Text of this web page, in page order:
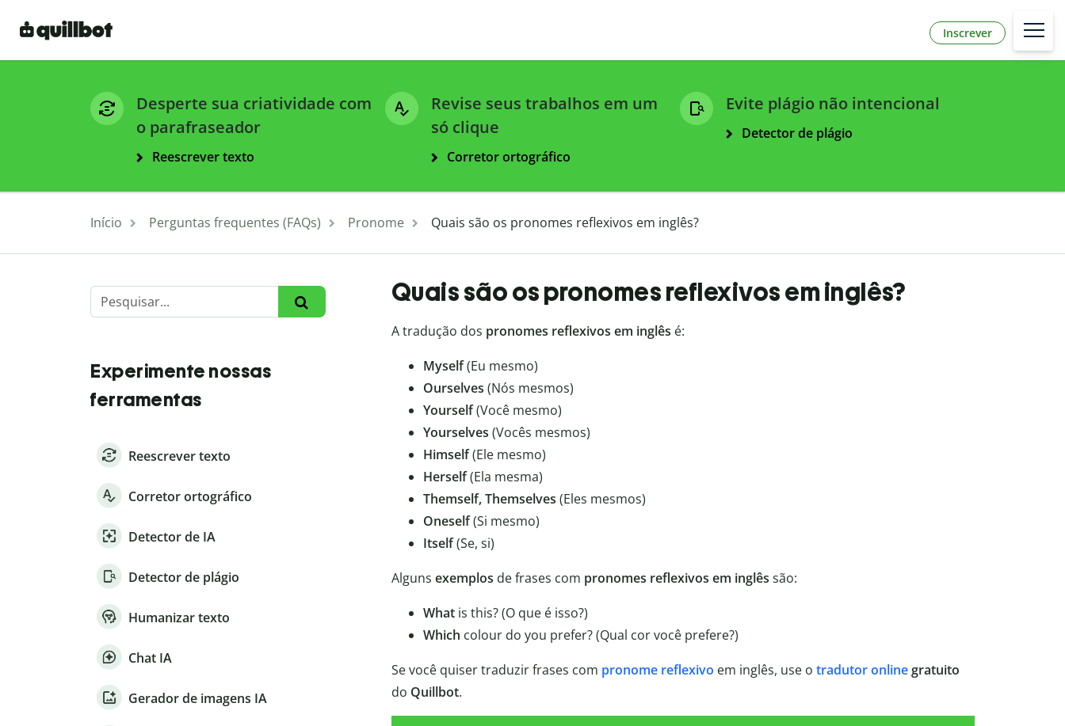
Inscrever
Desperte sua criatividade com
o parafraseador
Reescrever texto
Revise seus trabalhos em um
só clique
Corretor ortográfico
Evite plágio não intencional
Detector de plágio
Início Perguntas frequentes (FAQs) Pronome Quais são os pronomes reflexivos em inglês?
Experimente nossas
ferramentas
Reescrever texto
Corretor ortográfico
Detector de IA
Detector de plágio
Humanizar texto
Chat IA
Gerador de imagens IA
Quais são os pronomes reflexivos em inglês?
A tradução dos pronomes reflexivos em inglês é:
Myself(Eu mesmo)
Ourselves (Nós mesmos)
Yourself(Você mesmo)
Yourselves (Vocês mesmos)
Himself(Ele mesmo)
Herself(Ela mesma)
Themself, Themselves (Eles mesmos)
Oneself(Si mesmo)
Itself(Se, si)
Alguns exemplos de frases com pronomes reflexivos em inglês são:
Whatis this? (O que é isso?)
Which colour do you prefer? (Qual cor você prefere?)
Se você quiser traduzir frases com pronome reflexivo em inglês, use o tradutor onlinegratuito
do Quillbot.